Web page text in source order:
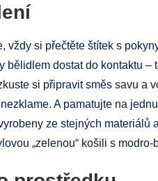
vždy si přečtěte štítek s
bělidlem dostat do kontaktu –
si připravit směs savu a
A pamatujte na
ze stejných materiálů
„zelenou“ košili s modro-